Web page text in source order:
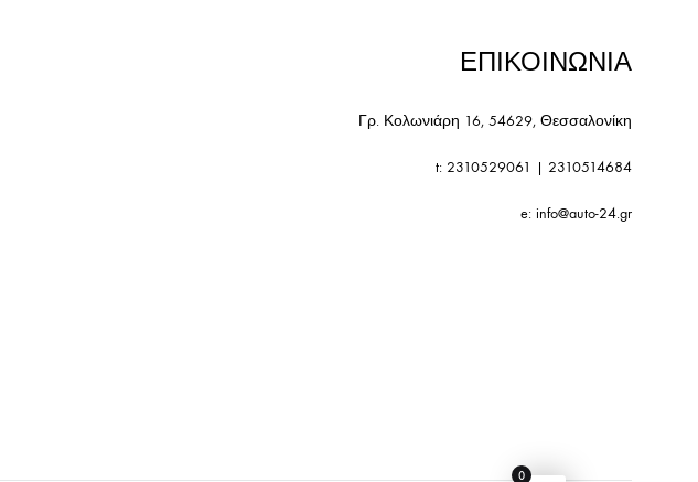
ΕΠΙΚΟΙΝΩΝΙΑ
Γρ. Κολωνιάρη 16, 54629, Θεσσαλονίκη
t: 2310529061 | 2310514684
e: info@auto-24.gr
0